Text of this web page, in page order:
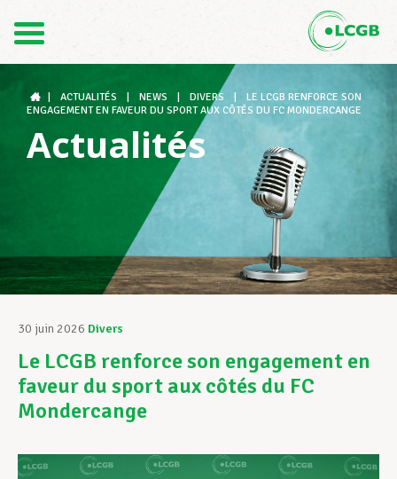
DE
Le LCGB
Structures syndicales
Assistance au Travail
Vos droits
ACTUALITÉS NEWS DIVERS
LE LCGB RENFORCE SON
ENGAGEMENT EN FAVEUR DU SPORT AUX CÔTÉS DU FC MONDERCANGE
Actualités
30 juin 2026 Divers
Le LCGB renforce son engagement en
faveur du sport aux côtés du FC
Mondercange